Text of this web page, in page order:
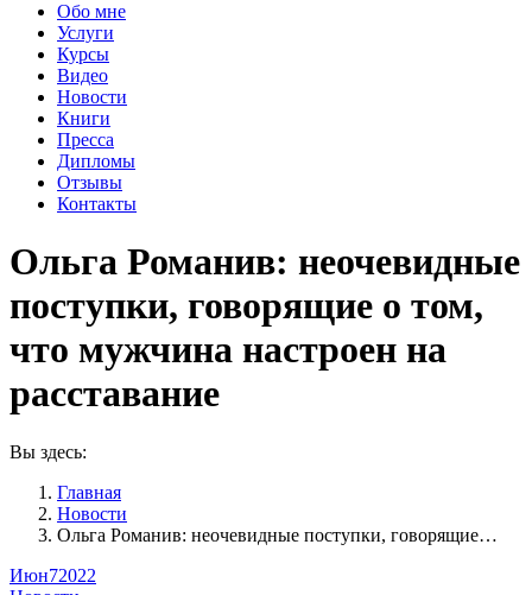
Обо мне
Услуги
Курсы
Видео
Новости
Книги
Пресса
Дипломы
Отзывы
Контакты
Ольга Романив: неочевидные
поступки, говорящие о том,
что мужчина настроен на
расставание
Вы здесь:
Главная
Новости
Ольга Романив: неочевидные поступки, говорящие…
Июн72022